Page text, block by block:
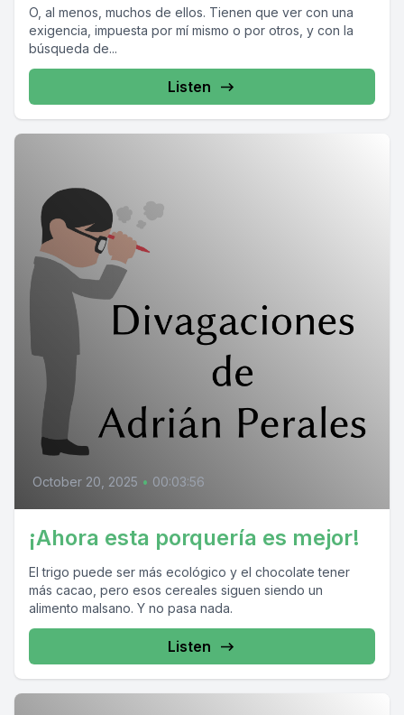
O, al menos, muchos de ellos. Tienen que ver con una
exigencia, impuesta por mí mismo o por otros, y con la
búsqueda de...
Listen
October 20, 2025 • 00:03:56
¡Ahora esta porquería es mejor!
El trigo puede ser más ecológico y el chocolate tener
más cacao, pero esos cereales siguen siendo un
alimento malsano. Y no pasa nada.
Listen